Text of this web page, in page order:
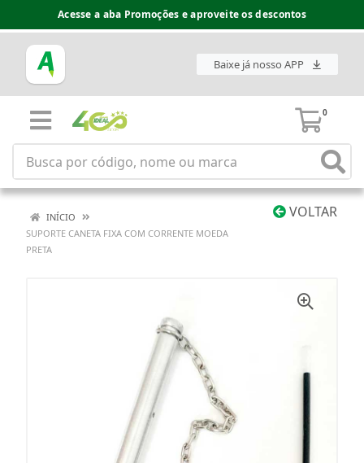
Acesse a aba Promoções e aproveite os descontos
Baixe já nosso APP
0
VOLTAR
INÍCIO
SUPORTE CANETA FIXA COM CORRENTE MOEDA
PRETA